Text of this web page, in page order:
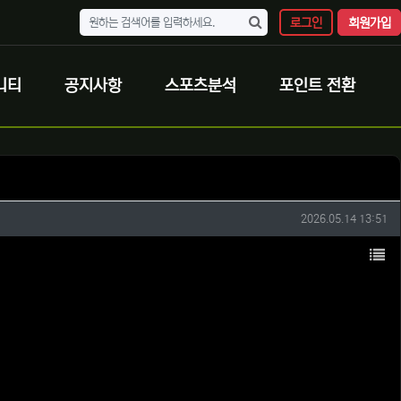
로그인 회원가입
티 공지사항 스포츠분석 포인트 전환
작성일
2026.05.14 13:51
목